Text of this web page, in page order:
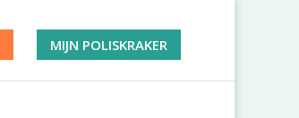
MIJN POLISKRAKER